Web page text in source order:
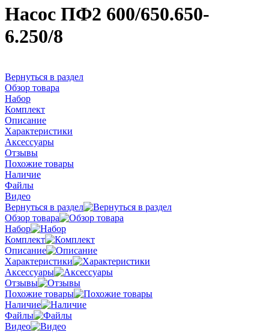
Насос ПФ2 600/650.650-
6.250/8
Вернуться в раздел
Обзор товара
Набор
Комплект
Описание
Характеристики
Аксессуары
Отзывы
Похожие товары
Наличие
Файлы
Видео
Вернуться в раздел
Обзор товара
Набор
Комплект
Описание
Характеристики
Аксессуары
Отзывы
Похожие товары
Наличие
Файлы
Видео